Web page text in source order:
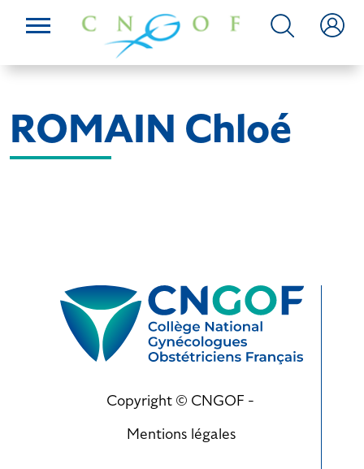
ROMAIN Chloé
Copyright © CNGOF -
Mentions légales